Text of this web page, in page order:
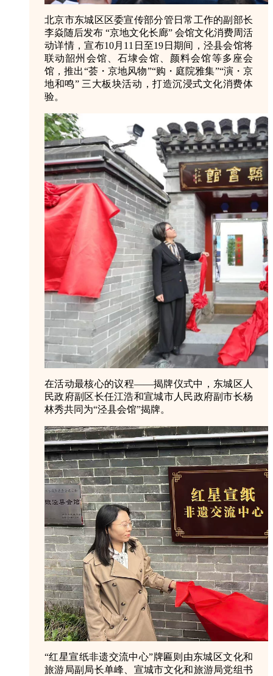
北京市东城区区委宣传部分管日常工作的副部长
李焱随后发布 “京地文化长廊” 会馆文化消费周活
动详情，宣布10月11日至19日期间，泾县会馆将
联动韶州会馆、石埭会馆、颜料会馆等多座会
馆，推出“荟・京地风物”“购・庭院雅集”“演・京
地和鸣” 三大板块活动，打造沉浸式文化消费体
验。
在活动最核心的议程——揭牌仪式中，东城区人
民政府副区长任江浩和宣城市人民政府副市长杨
林秀共同为“泾县会馆”揭牌。
“红星宣纸非遗交流中心”牌匾则由东城区文化和
旅游局副局长单峰、宣城市文化和旅游局党组书